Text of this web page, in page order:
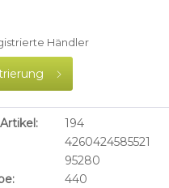
Händler
194
4260424585521
95280
440